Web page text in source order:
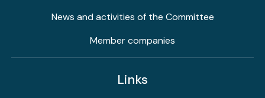
News and activities of the Committee
Member companies
Links